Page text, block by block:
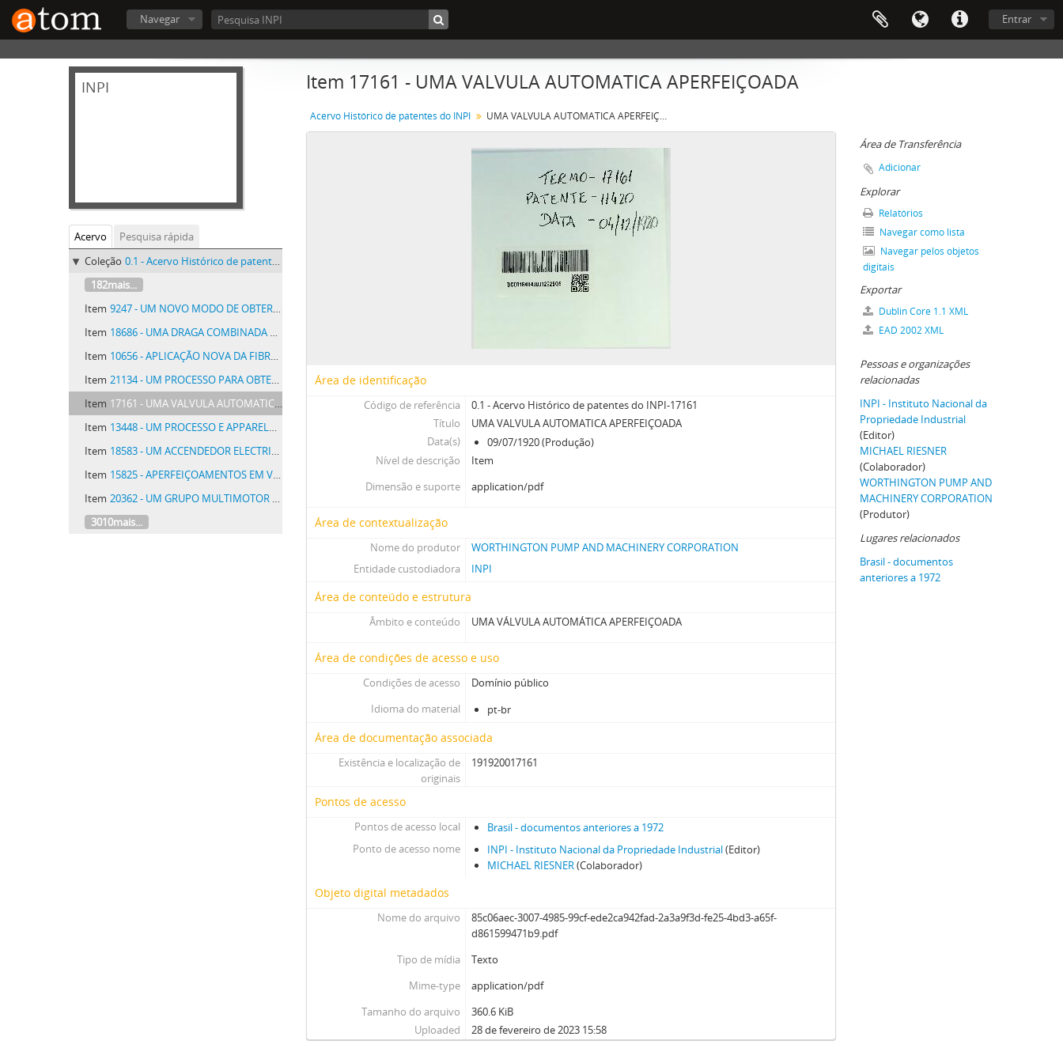
Entrar
Navegar
INPI
Acervo
Pesquisa rápida
Coleção 0.1 - Acervo Histórico de patentes do INPI - Acervo Histórico de patentes do INPI
182mais...
Item 9247 - UM NOVO MODO DE OBTER-SE ANNUNCIOS E RECLAMES PELA APLICAÇÃO DE DIZERES, LETTRAS, FIGURAS ETC
Item 18686 - UMA DRAGA COMBINADA COM TALHADEIRA SUB-AQUATICA DE ROCHA
Item 10656 - APLICAÇÃO NOVA DA FIBRA DAS HASTES DA PLANTA CONHECIDA SOB AS DENOMINAÇÕES DE FLOR DO SAPO, HERVA DO RATO OU CAVALHEIRO DA SALA, DA FAMÍLIA DAS ASCLEPIADACEAS, GENERO ASCLEPIAS CURASSAVICA, A FABRICAÇÃO DE FIOS, TECIDOS, PAPEIS E CORDAMES
Item 21134 - UM PROCESSO PARA OBTENÇÃO DE PRODUCTOS PELA ASSOCIAÇÃO DE PROTEINA E VACCINAS ESPECIFICAS DESTINADAS AO TRATAMENTO DAS DOENÇAS INFECTO CONTAGIOSAS
Item 17161 - UMA VALVULA AUTOMATICA APERFEIÇOADA
Item 13448 - UM PROCESSO E APPARELHO PARA UNIR AS BORDAS DE UMA FENDA DE COSTURA EM UM TUBO OU OUTRA PEÇA METÁLICA FINA
Item 18583 - UM ACCENDEDOR ELECTRICO DENOMINADO ACCENDEDOR LIMA
Item 15825 - APERFEIÇOAMENTOS EM VIGAS DE MADEIRA
Item 20362 - UM GRUPO MULTIMOTOR PARA AVIÕES, DIRIGIVEIS E SIMILHANTES
3010mais...
Item 17161 - UMA VALVULA AUTOMATICA APERFEIÇOADA
Acervo Histórico de patentes do INPI UMA VALVULA AUTOMATICA APERFEIÇOADA
Área de identificação
Código de referência
0.1 - Acervo Histórico de patentes do INPI-17161
Título
UMA VALVULA AUTOMATICA APERFEIÇOADA
Data(s)
09/07/1920 (Produção)
Nível de descrição
Item
Dimensão e suporte
application/pdf
Área de contextualização
Nome do produtor
WORTHINGTON PUMP AND MACHINERY CORPORATION
Entidade custodiadora
INPI
Área de conteúdo e estrutura
Âmbito e conteúdo UMA VÁLVULA AUTOMÁTICA APERFEIÇOADA
Área de condições de acesso e uso
Condições de acesso
Domínio público
Idioma do material
pt-br
Área de documentação associada
Existência e localização de
originais
191920017161
Pontos de acesso
Pontos de acesso local
Brasil - documentos anteriores a 1972
Ponto de acesso nome
INPI - Instituto Nacional da Propriedade Industrial(Editor)
MICHAEL RIESNER(Colaborador)
Objeto digital metadados
Nome do arquivo
85c06aec-3007-4985-99cf-ede2ca942fad-2a3a9f3d-fe25-4bd3-a65f-
d861599471b9.pdf
Tipo de mídia
Texto
Mime-type
application/pdf
Tamanho do arquivo
360.6 KiB
Uploaded
28 de fevereiro de 2023 15:58
Área de Transferência
Adicionar
Explorar
Relatórios
Navegar como lista
Navegar pelos objetos
digitais
Exportar
Dublin Core 1.1 XML
EAD 2002 XML
Pessoas e organizações
relacionadas
INPI - Instituto Nacional da
Propriedade Industrial
(Editor)
MICHAEL RIESNER
(Colaborador)
WORTHINGTON PUMP AND
MACHINERY CORPORATION
(Produtor)
Lugares relacionados
Brasil - documentos
anteriores a 1972